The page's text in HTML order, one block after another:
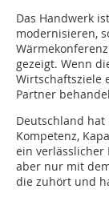
Das Handwerk
modernisieren,
gezeigt. Wenn
Wirtschaftsziele
Partner
Deutschland hat
Kompetenz,
ein verlässlicher
aber nur mit
die zuhört und